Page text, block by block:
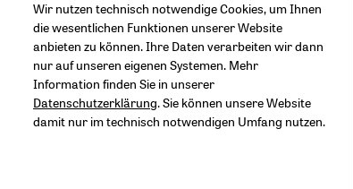
Deutsch English عربي
Wir nutzen technisch notwendige Cookies, um Ihnen
die wesentlichen Funktionen unserer Website
anbieten zu können. Ihre Daten verarbeiten wir dann
nur auf unseren eigenen Systemen. Mehr
Information finden Sie in unserer
Datenschutzerklärung. Sie können unsere Website
damit nur im technisch notwendigen Umfang nutzen.